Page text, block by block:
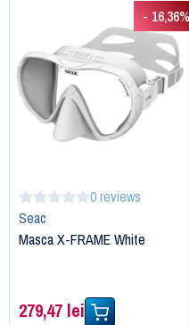
- 16,36%
0 reviews
Seac
Masca X-FRAME White
279,47 lei